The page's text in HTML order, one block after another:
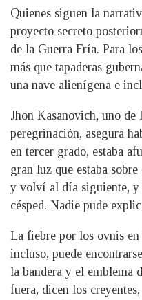
Quienes siguen la
proyecto secreto
de la Guerra Fría. Para
más que tapaderas
una nave alienígena e
Jhon Kasanovich, uno de
peregrinación, asegura
en tercer grado, estaba
gran luz que estaba
y volví al día siguiente,
césped. Nadie pude
La fiebre por los ovnis en
incluso, puede
la bandera y el emblema
fuera, dicen los